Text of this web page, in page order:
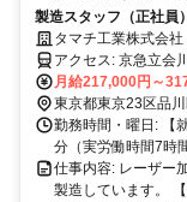
製造スタッフ（正社員
徒歩5分
タマチ工業株式会
アクセス: 京
月給217,000円～
東京都東京23区品
勤務時間・曜日: 【
分（実労働時間7時
仕事内容: レーザー
製造しています。